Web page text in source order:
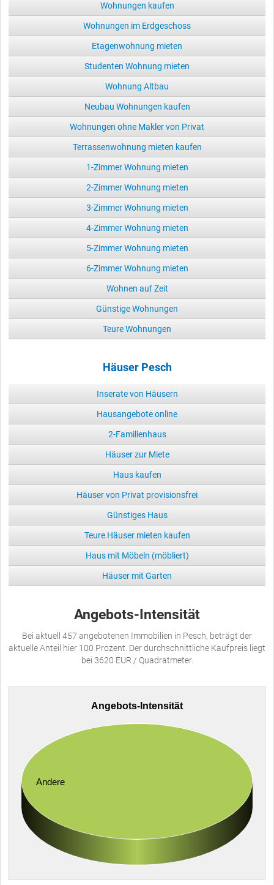
Wohnungen kaufen
Wohnungen im Erdgeschoss
Etagenwohnung mieten
Studenten Wohnung mieten
Wohnung Altbau
Neubau Wohnungen kaufen
Wohnungen ohne Makler von Privat
Terrassenwohnung mieten kaufen
1-Zimmer Wohnung mieten
2-Zimmer Wohnung mieten
3-Zimmer Wohnung mieten
4-Zimmer Wohnung mieten
5-Zimmer Wohnung mieten
6-Zimmer Wohnung mieten
Wohnen auf Zeit
Günstige Wohnungen
Teure Wohnungen
Häuser Pesch
Inserate von Häusern
Hausangebote online
2-Familienhaus
Häuser zur Miete
Haus kaufen
Häuser von Privat provisionsfrei
Günstiges Haus
Teure Häuser mieten kaufen
Haus mit Möbeln (möbliert)
Häuser mit Garten
Angebots-Intensität
Bei aktuell 457 angebotenen Immobilien in Pesch, beträgt der
aktuelle Anteil hier 100 Prozent. Der durchschnittliche Kaufpreis liegt
bei 3620 EUR / Quadratmeter.
Angebots-Intensität
Andere